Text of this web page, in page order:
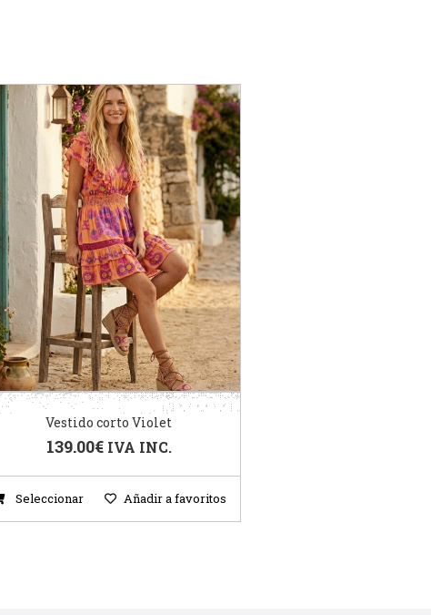
Vestido corto Violet
139.00€ IVA INC.
Seleccionar Añadir a favoritos